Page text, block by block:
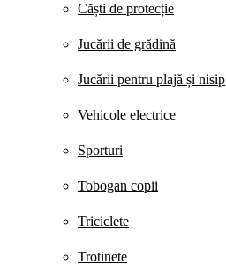
Căști de protecție
Jucării de grădină
Jucării pentru plajă și nisip
Vehicole electrice
Sporturi
Tobogan copii
Triciclete
Trotinete